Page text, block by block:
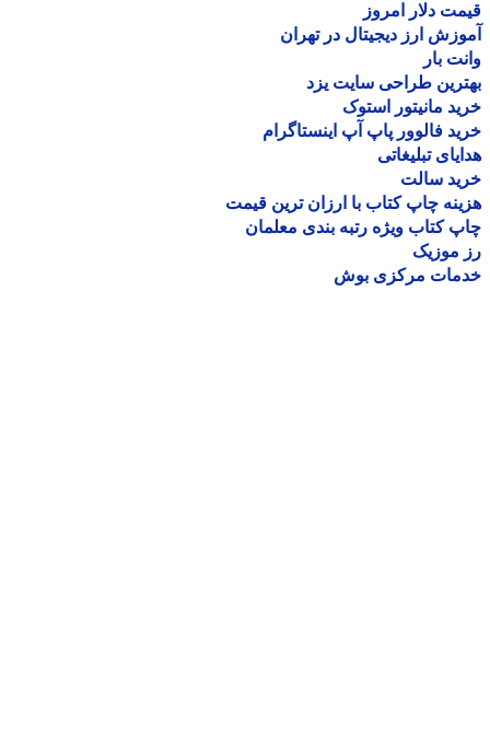
دلار امروز
ارز دیجیتال در تهران
بار
طراحی سایت یزد
مانیتور استوک
فالوور پاپ آپ اینستاگرام
تبلیغاتی
سالت
چاپ کتاب با ارزان ترین قیمت
کتاب ویژه رتبه بندی معلمان
موزیک
مرکزی بوش